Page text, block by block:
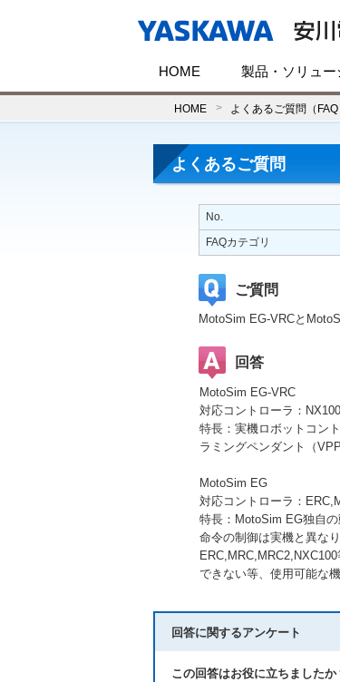
HOME 製品・ソリュー
HOME よくあるご質問（FAQ
よくあるご質問
No.
FAQカテゴリ
ご質問
MotoSim EG-VRCと
回答
MotoSim EG-VRC
対応コントローラ：
特長：実機ロボットコン
ラミングペンダント（
MotoSim EG
対応コントローラ：
特長：MotoSim EG独自
命令の制御は実機と異な
できない等、使用可能な
回答に関するアンケート
この回答はお役に立ちましたか